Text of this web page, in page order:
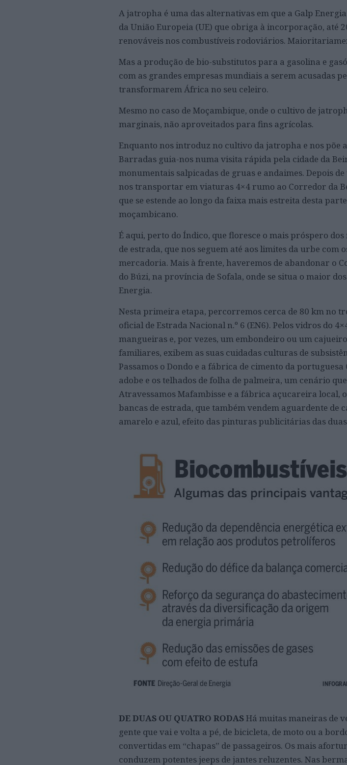
A jatropha é uma das alternativas em que a Galp
da União Europeia (UE) que obriga à incorporação, até
renováveis nos combustíveis rodoviários.
Mas a produção de bio-substitutos para a gasolina e
com as grandes empresas mundiais a serem acusadas
transformarem África no seu celeiro.
Mesmo no caso de Moçambique, onde o cultivo de
marginais, não aproveitados para fins agrícolas.
Enquanto nos introduz no cultivo da jatropha e nos põe
Barradas guia-nos numa visita rápida pela cidade da
monumentais salpicadas de gruas e andaimes. Depois
nos transportar em viaturas 4×4 rumo ao Corredor da
que se estende ao longo da faixa mais estreita desta
moçambicano.
É aqui, perto do Índico, que floresce o mais próspero
de estrada, que nos seguem até aos limites da urbe com
mercadoria. Mais à frente, haveremos de abandonar o
do Búzi, na província de Sofala, onde se situa o maior
Energia.
Nesta primeira etapa, percorremos cerca de 80 km no
oficial de Estrada Nacional n.º 6 (EN6). Pelos vidros do
mangueiras e, por vezes, um embondeiro ou um
familiares, exibem as suas cuidadas culturas de
Passamos o Dondo e a fábrica de cimento da portuguesa
adobe e os telhados de folha de palmeira, um cenário
Atravessamos Mafambisse e a fábrica açucareira local,
bancas de estrada, que também vendem aguardente de
amarelo e azul, efeito das pinturas publicitárias das
DE DUAS OU QUATRO RODASHá muitas maneiras de
gente que vai e volta a pé, de bicicleta, de moto ou a
convertidas em “chapas” de passageiros. Os mais
conduzem potentes jeeps de jantes reluzentes. Nas